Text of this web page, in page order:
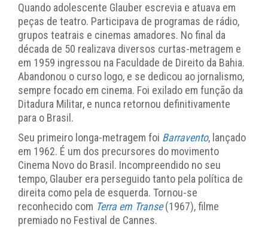
Quando adolescente Glauber escrevia e atuava em
peças de teatro. Participava de programas de rádio,
grupos teatrais e cinemas amadores. No final da
década de 50 realizava diversos curtas-metragem e
em 1959 ingressou na Faculdade de Direito da Bahia.
Abandonou o curso logo, e se dedicou ao jornalismo,
sempre focado em cinema. Foi exilado em função da
Ditadura Militar, e nunca retornou definitivamente
para o Brasil.
Seu primeiro longa-metragem foi Barravento, lançado
em 1962. É um dos precursores do movimento
Cinema Novo do Brasil. Incompreendido no seu
tempo, Glauber era perseguido tanto pela política de
direita como pela de esquerda. Tornou-se
reconhecido com Terra em Transe (1967), filme
premiado no Festival de Cannes.